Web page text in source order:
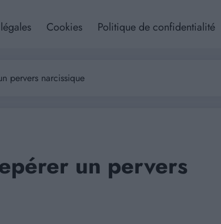
Cookies Politique de confidentialité
pervers narcissique
un pervers